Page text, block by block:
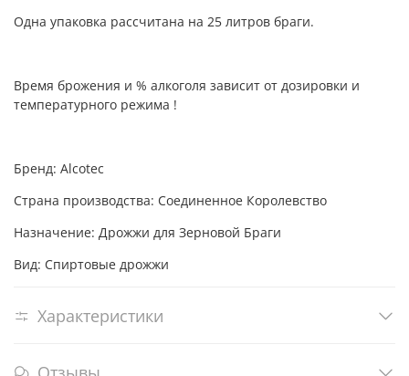
Одна упаковка рассчитана на 25 литров браги.
Время брожения и % алкоголя зависит от дозировки и
температурного режима !
Бренд: Alcotec
Страна производства: Соединенное Королевство
Назначение: Дрожжи для Зерновой Браги
Вид: Спиртовые дрожжи
Характеристики